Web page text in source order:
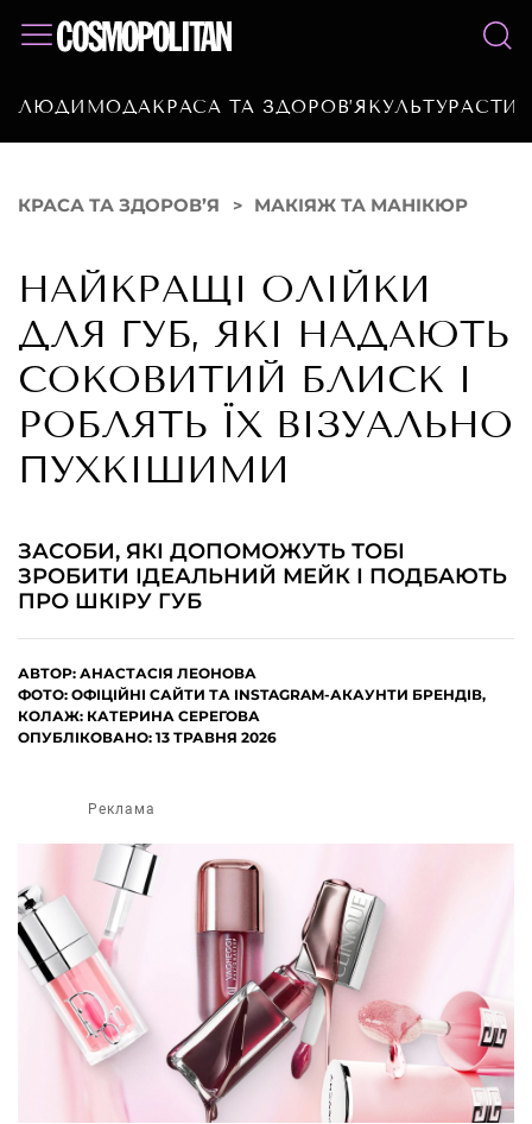
ЛЮДИ МОДАКРАСА ТА ЗДОРОВ’Я КУЛЬТУРА
КРАСА ТА ЗДОРОВ’Я МАКІЯЖ ТА МАНІКЮР
НАЙКРАЩІ ОЛІЙКИ
ДЛЯ ГУБ, ЯКІ НАДАЮТЬ
СОКОВИТИЙ БЛИСК І
РОБЛЯТЬ ЇХ ВІЗУАЛЬНО
ПУХКІШИМИ
ЗАСОБИ, ЯКІ ДОПОМОЖУТЬ ТОБІ
ЗРОБИТИ ІДЕАЛЬНИЙ МЕЙК І ПОДБАЮТЬ
ПРО ШКІРУ ГУБ
АВТОР: АНАСТАСІЯ ЛЕОНОВА
ФОТО: ОФІЦІЙНІ САЙТИ ТА INSTAGRAM-АКАУНТИ БРЕНДІВ,
КОЛАЖ: КАТЕРИНА СЕРЕГОВА
ОПУБЛІКОВАНО: 13 ТРАВНЯ 2026
Реклама